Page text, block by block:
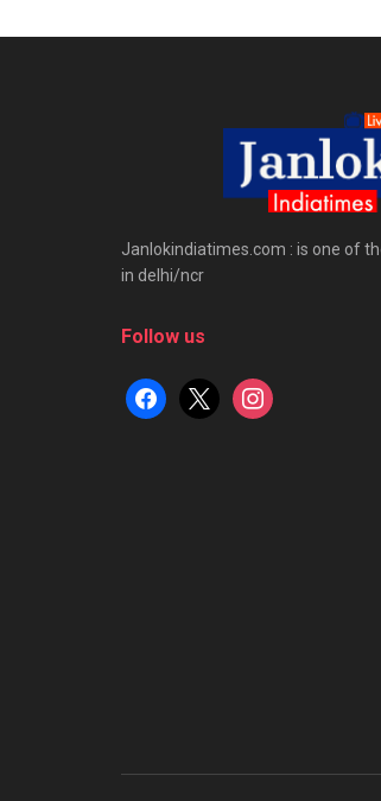
Janlokindiatimes.com : is one of
in delhi/ncr
Follow us
facebook
x instagram